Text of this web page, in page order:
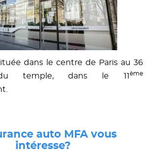
dans le centre de Paris au 36
du temple, dans le 11 ème
auto MFA vous
intéresse?